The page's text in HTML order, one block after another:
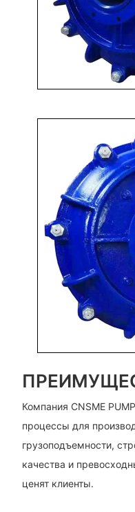
Компания CNSME
процессы для
грузоподъемности,
качества и
ценят клиенты.